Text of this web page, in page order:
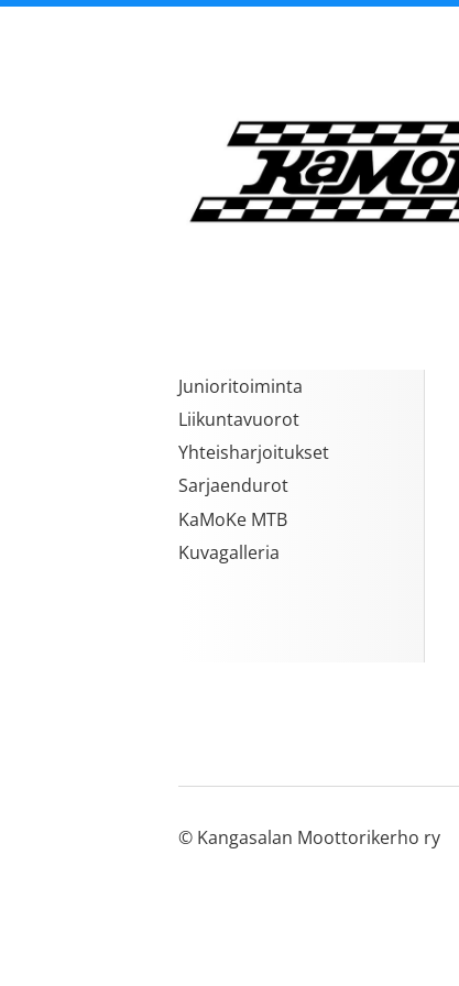
Kangasalan
Junioritoiminta
Liikuntavuorot
Yhteisharjoitukset
Sarjaendurot
KaMoKe MTB
Kuvagalleria
© Kangasalan Moottorikerho ry